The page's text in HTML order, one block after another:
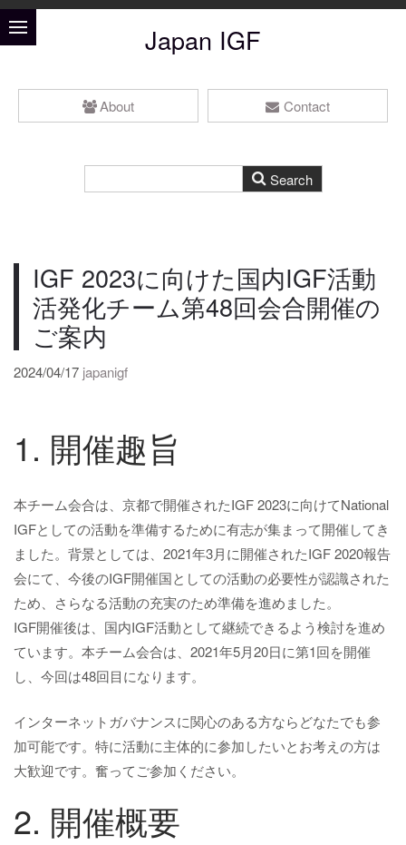
Japan IGF
About Contact
IGF 2023に向けた国内IGF活動
活発化チーム第48回会合開催の
ご案内
2024/04/17 japanigf
1. 開催趣旨
本チーム会合は、京都で開催されたIGF 2023に向けてNational
IGFとしての活動を準備するために有志が集まって開催してき
ました。背景としては、2021年3月に開催されたIGF 2020報告
会にて、今後のIGF開催国としての活動の必要性が認識された
ため、さらなる活動の充実のため準備を進めました。
IGF開催後は、国内IGF活動として継続できるよう検討を進め
ています。本チーム会合は、2021年5月20日に第1回を開催
し、今回は48回目になります。
インターネットガバナンスに関心のある方ならどなたでも参
加可能です。特に活動に主体的に参加したいとお考えの方は
大歓迎です。奮ってご参加ください。
2. 開催概要